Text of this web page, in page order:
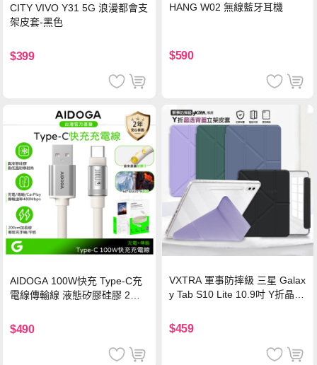
CITY VIVO Y31 5G 浪漫都會支
架皮套-黑色
$399
HANG W02 無線藍牙耳機
$590
AIDOGA 100W快充 Type-C充
電線傳輸線 液態矽膠硅膠 2M
$490
VXTRA 軍事防摔級 三星 Galax
y Tab S10 Lite 10.9吋 Y折晶透
$459